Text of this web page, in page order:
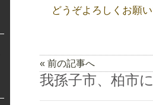
どうぞよろしくお願い
« 前の記事へ
我孫子市、柏市